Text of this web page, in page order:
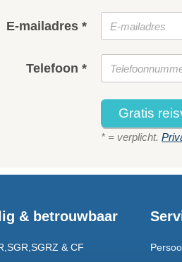
E-mailadres *
Telefoon *
Gratis
* = verplicht.
& betrouwbaar
& CF